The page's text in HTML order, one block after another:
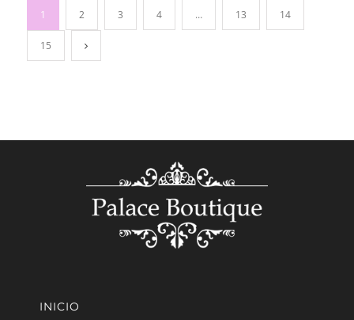
1 2 3 4 … 13 14
15
INICIO